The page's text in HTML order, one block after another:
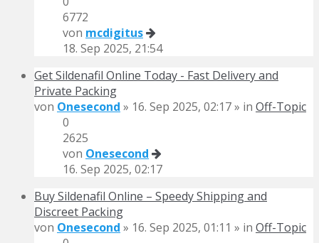
6772
von mcdigitus
18. Sep 2025, 21:54
Get Sildenafil Online Today - Fast Delivery and
Private Packing
von Onesecond » 16. Sep 2025, 02:17 » in Off-Topic
0
2625
von Onesecond
16. Sep 2025, 02:17
Buy Sildenafil Online – Speedy Shipping and
Discreet Packing
von Onesecond » 16. Sep 2025, 01:11 » in Off-Topic